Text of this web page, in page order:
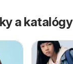
a katalógy